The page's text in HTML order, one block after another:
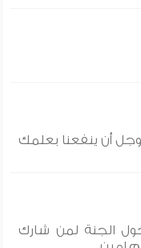
وجل أن ينفعنا بعلمك
الجنة لمن شارك